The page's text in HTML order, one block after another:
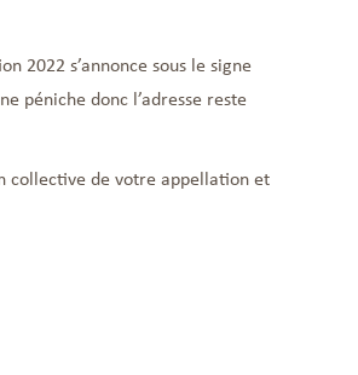
2022 s’annonce sous le signe
péniche donc l’adresse reste
collective de votre appellation et